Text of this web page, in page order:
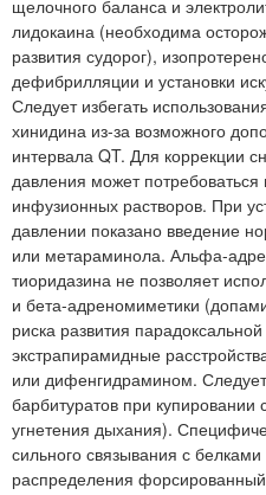
щелочного баланса и
лидокаина (необходима
развития судорог),
дефибрилляции и установки
Следует избегать
хинидина из-за возможного
интервала QT. Для коррекции
давления может потребоваться
инфузионных растворов. При
давлении показано введение
или метараминола. Альфа-
тиоридазина не позволяет
и бета-адреномиметики
риска развития
экстрапирамидные
или дифенгидрамином. Следует
барбитуратов при купировании
угнетения дыхания).
сильного связывания с
распределения